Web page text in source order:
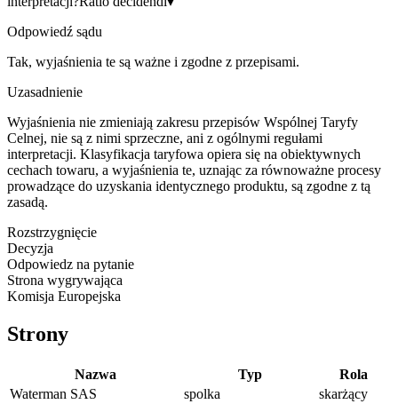
Odpowiedź sądu
Tak, wyjaśnienia te są ważne i zgodne z przepisami.
Uzasadnienie
Wyjaśnienia nie zmieniają zakresu przepisów Wspólnej Taryfy
Celnej, nie są z nimi sprzeczne, ani z ogólnymi regułami
interpretacji. Klasyfikacja taryfowa opiera się na obiektywnych
cechach towaru, a wyjaśnienia te, uznając za równoważne procesy
prowadzące do uzyskania identycznego produktu, są zgodne z tą
zasadą.
Rozstrzygnięcie
Decyzja
Odpowiedz na pytanie
Strona wygrywająca
Komisja Europejska
Strony
Nazwa Typ
Rola
Waterman SAS
spolka
skarżący